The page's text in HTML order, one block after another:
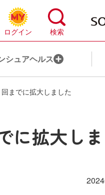
ライフステージから保険を
ＨＬアドバイザー®のご
目的から探す
シュアヘルス
までに拡大しました
に拡大し